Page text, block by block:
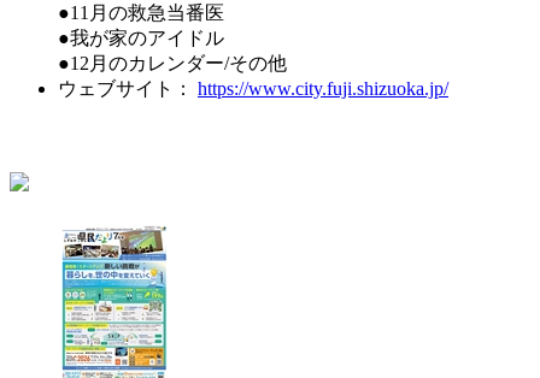
●11月の救急当番医
●我が家のアイドル
●12月のカレンダー/その他
ウェブサイト： https://www.city.fuji.shizuoka.jp/